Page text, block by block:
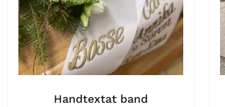
Handtextat band